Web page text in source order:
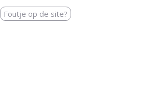
Foutje op de site?